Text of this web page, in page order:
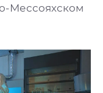
Мессояхском